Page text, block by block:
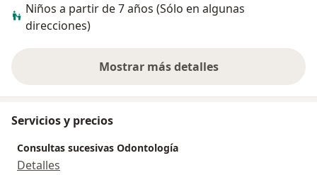
Niños a partir de 7 años (Sólo en algunas
direcciones)
Mostrar más detalles
sobre la experiencia
Servicios y precios
Consultas sucesivas Odontología
Detalles